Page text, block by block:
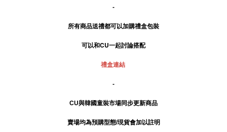
-
所有商品送禮都可以加購禮盒包裝
可以和CU一起討論搭配
禮盒連結
-
CU與韓國童裝市場同步更新商品
賣場均為預購型態/現貨會加以註明